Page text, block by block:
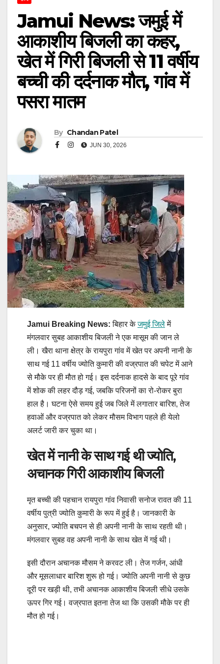
Jamui News: जमुई में
आकाशीय बिजली का कहर,
खेत में गिरी बिजली से 11 वर्षीय
बच्ची की दर्दनाक मौत, गांव में
पसरा मातम
By Chandan Patel
JUN 30, 2026
Jamui Breaking News: बिहार केजमुई जिलेमें
मंगलवार सुबह आकाशीय बिजली ने एक मासूम की जान ले
ली। खैरा थाना क्षेत्र के रायपुरा गांव में खेत पर अपनी नानी के
साथ गई 11 वर्षीय ज्योति कुमारी की वज्रपात की चपेट में आने
से मौके पर ही मौत हो गई। इस दर्दनाक हादसे के बाद पूरे गांव
में शोक की लहर दौड़ गई, जबकि परिजनों का रो-रोकर बुरा
हाल है। घटना ऐसे समय हुई जब जिले में लगातार बारिश, तेज
हवाओं और वज्रपात को लेकर मौसम विभाग पहले ही येलो
अलर्ट जारी कर चुका था।
खेत में नानी के साथ गई थी ज्योति,
अचानक गिरी आकाशीय बिजली
मृत बच्ची की पहचान रायपुरा गांव निवासी सनोज रावत की 11
वर्षीय पुत्री ज्योति कुमारी के रूप में हुई है। जानकारी के
अनुसार, ज्योति बचपन से ही अपनी नानी के साथ रहती थी।
मंगलवार सुबह वह अपनी नानी के साथ खेत में गई थी।
इसी दौरान अचानक मौसम ने करवट ली। तेज गर्जन, आंधी
और मूसलाधार बारिश शुरू हो गई। ज्योति अपनी नानी से कुछ
दूरी पर खड़ी थी, तभी अचानक आकाशीय बिजली सीधे उसके
ऊपर गिर गई। वज्रपात इतना तेज था कि उसकी मौके पर ही
मौत हो गई।